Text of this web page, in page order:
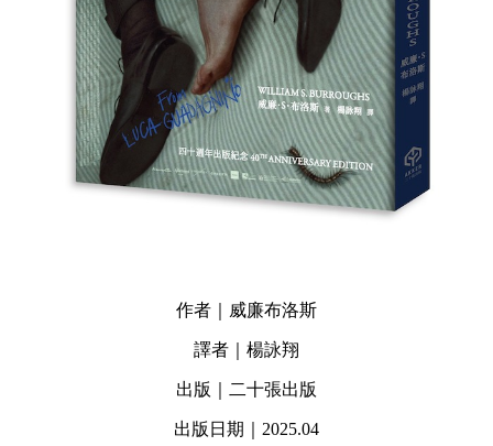
作者｜威廉布洛斯
譯者｜楊詠翔
出版｜二十張出版
出版日期｜2025.04